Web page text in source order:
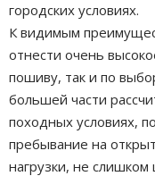
городских условиях.
К видимым
отнести очень
пошиву, так и по
большей части
походных условиях,
пребывание на
нагрузки, не